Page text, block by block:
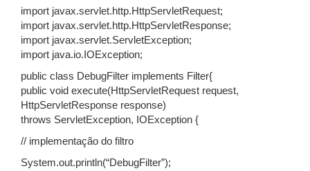
import javax.servlet.http.HttpServletRequest;
import javax.servlet.http.HttpServletResponse;
import javax.servlet.ServletException;
import java.io.IOException;
public class DebugFilter implements Filter{
public void execute(HttpServletRequest request,
HttpServletResponse response)
throws ServletException, IOException {
// implementação do filtro
System.out.println(“DebugFilter”);